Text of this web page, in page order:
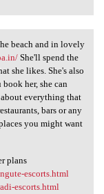
by
beach and in lovely
She'll spend the
she likes. She's also
her, she can
everything that
bars or any
you might want
plans
escorts.html
escorts.html